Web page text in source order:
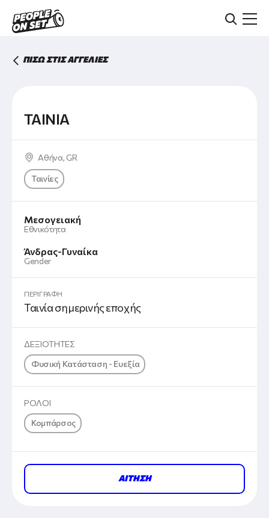
main
ΠΙΣΩ ΣΤΙΣ ΑΓΓΕΛΙΕΣ
ΤΑΙΝΙΑ
Αθήνα, GR
Ταινίες
Μεσογειακή
Εθνικότητα
Άνδρας Γυναίκα
Gender
ΠΕΡΙΓΡΑΦΗ
Ταινία σημερινής εποχής
ΔΕΞΙΟΤΗΤΕΣ
Φυσική Κατάσταση - Ευεξία
ΡΟΛΟΙ
Κομπάρσος
ΑΙΤΗΣΗ